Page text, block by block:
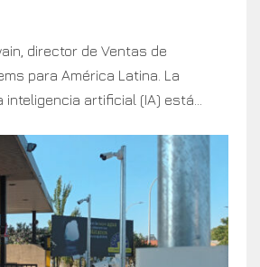
director de Ventas de
para América Latina. La
artificial (IA) está...